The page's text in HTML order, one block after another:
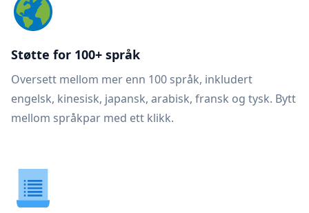
Støtte for 100+ språk
Oversett mellom mer enn 100 språk, inkludert
engelsk, kinesisk, japansk, arabisk, fransk og tysk. Bytt
mellom språkpar med ett klikk.